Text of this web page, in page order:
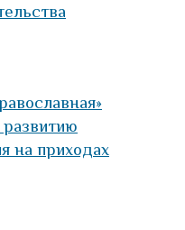
развитию
на приходах